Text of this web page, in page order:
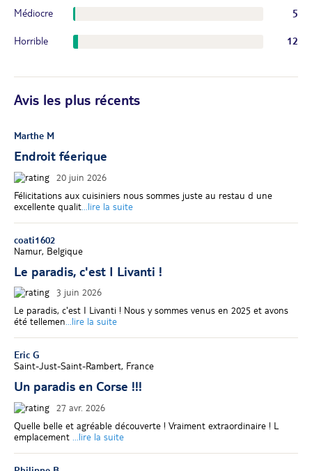
Médiocre 5
Horrible 12
Avis les plus récents
Marthe M
Endroit féerique
20 juin 2026
Félicitations aux cuisiniers nous sommes juste au restau d une
excellente qualit ...lire la suite
coati1602
Namur, Belgique
Le paradis, c'est I Livanti !
3 juin 2026
Le paradis, c'est I Livanti ! Nous y sommes venus en 2025 et avons
été tellemen...lire la suite
Eric G
Saint-Just-Saint-Rambert, France
Un paradis en Corse !!!
27 avr. 2026
Quelle belle et agréable découverte ! Vraiment extraordinaire ! L
emplacement
...lire la suite